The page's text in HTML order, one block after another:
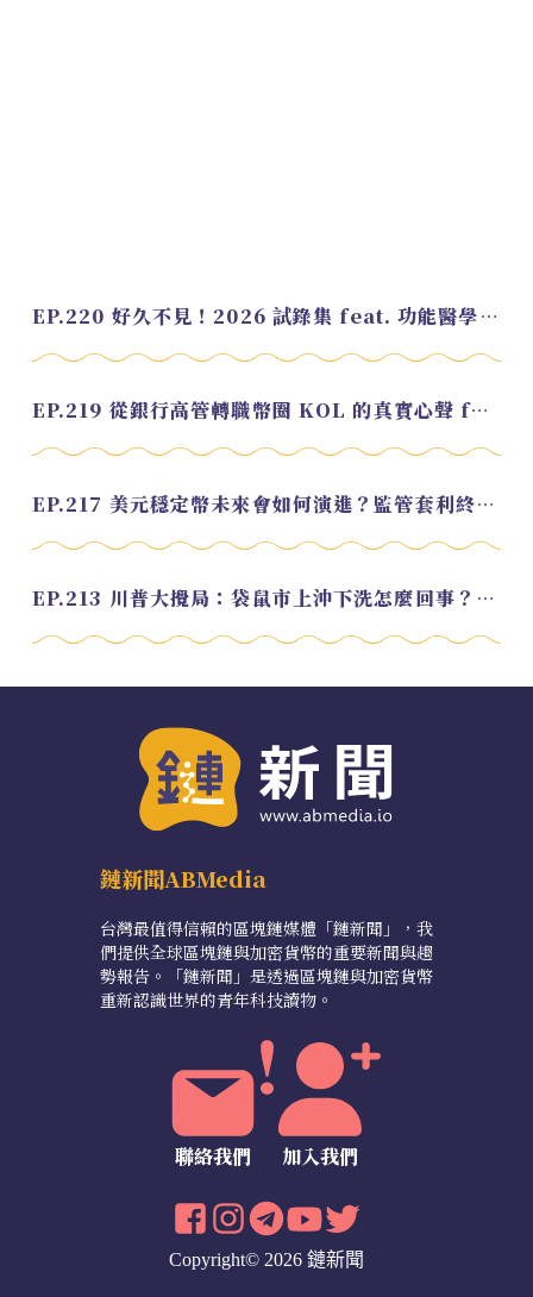
EP.220 好久不見！2026 試錄集 feat. 功能醫學營養師 美寶
EP.219 從銀行高管轉職幣圈 KOL 的真實心聲 feat.龜大
EP.217 美元穩定幣未來會如何演進？監管套利終將收斂？feat. 研究員 余哲安
EP.213 川普大攪局：袋鼠市上沖下洗怎麼回事？feat. Alvin
鏈新聞ABMedia
台灣最值得信賴的區塊鏈媒體「鏈新聞」，我
們提供全球區塊鏈與加密貨幣的重要新聞與趨
勢報告。「鏈新聞」是透過區塊鏈與加密貨幣
重新認識世界的青年科技讀物。
聯絡我們 加入我們
Copyright© 2026 鏈新聞